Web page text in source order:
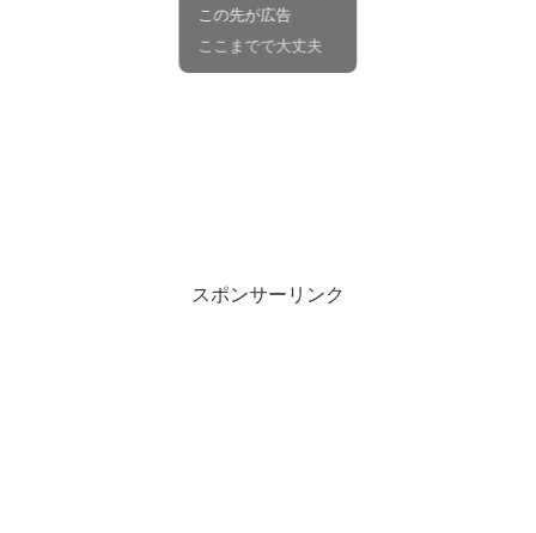
スポンサーリンク
この先が広告
ここまでで大丈夫